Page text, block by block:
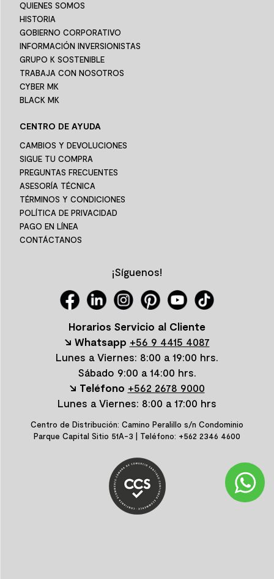
QUIENES SOMOS
HISTORIA
GOBIERNO CORPORATIVO
INFORMACIÓN INVERSIONISTAS
GRUPO K SOSTENIBLE
TRABAJA CON NOSOTROS
CYBER MK
BLACK MK
CENTRO DE AYUDA
CAMBIOS Y DEVOLUCIONES
SIGUE TU COMPRA
PREGUNTAS FRECUENTES
ASESORÍA TÉCNICA
TÉRMINOS Y CONDICIONES
POLÍTICA DE PRIVACIDAD
PAGO EN LÍNEA
CONTÁCTANOS
¡Síguenos!
Horarios Servicio al Cliente
↘ Whatsapp +56 9 4415 4087
Lunes a Viernes: 8:00 a 19:00 hrs.
Sábado 9:00 a 14:00 hrs.
↘ Teléfono +562 2678 9000
Lunes a Viernes: 8:00 a 17:00 hrs
Centro de Distribución: Camino Peralillo s/n Condominio
Parque Capital Sitio 51A-3 | Teléfono: +562 2346 4600